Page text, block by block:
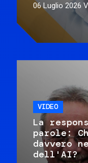
06 Luglio 2026
VIDEO
La
parole:
davvero
dell'AI?